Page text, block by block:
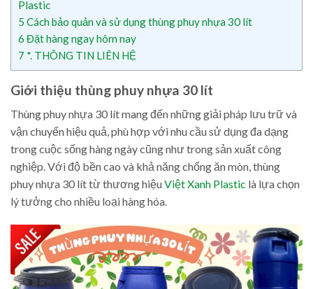
Plastic
5 Cách bảo quản và sử dụng thùng phuy nhựa 30 lít
6 Đặt hàng ngay hôm nay
7 *. THÔNG TIN LIÊN HỆ
Giới thiệu thùng phuy nhựa 30 lít
Thùng phuy nhựa 30 lít mang đến những giải pháp lưu trữ và
vận chuyển hiệu quả, phù hợp với nhu cầu sử dụng đa dạng
trong cuộc sống hàng ngày cũng như trong sản xuất công
nghiệp. Với độ bền cao và khả năng chống ăn mòn, thùng
phuy nhựa 30 lít từ thương hiệuViệt Xanh Plastic là lựa chọn
lý tưởng cho nhiều loại hàng hóa.